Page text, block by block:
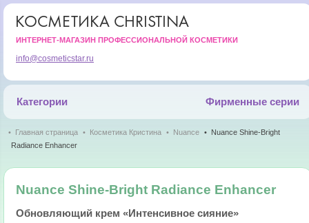
КОСМЕТИКА CHRISTINA
ИНТЕРНЕТ-МАГАЗИН ПРОФЕССИОНАЛЬНОЙ КОСМЕТИКИ
info@cosmeticstar.ru
Категории Фирменные серии
Главная страница Косметика Кристина Nuance
Nuance Shine-Bright
Radiance Enhancer
Nuance Shine-Bright Radiance Enhancer
Обновляющий крем «Интенсивное сияние»